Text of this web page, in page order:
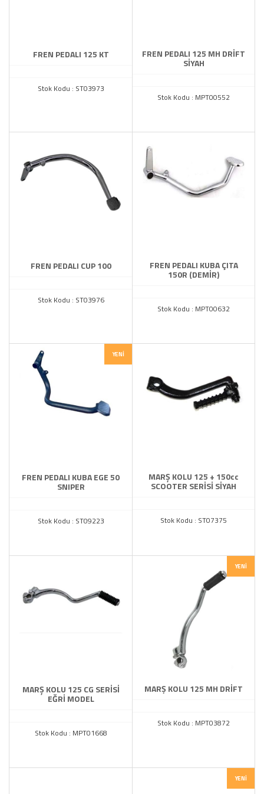
FREN PEDALI 125 KT
Stok Kodu : ST03973
FREN PEDALI 125 MH DRİFT
SİYAH
Stok Kodu : MPT00552
FREN PEDALI CUP 100
Stok Kodu : ST03976
FREN PEDALI KUBA ÇITA
150R (DEMİR)
Stok Kodu : MPT00632
YENI
FREN PEDALI KUBA EGE 50
SNIPER
Stok Kodu : ST09223
MARŞ KOLU 125 + 150cc
SCOOTER SERİSİ SİYAH
Stok Kodu : ST07375
MARŞ KOLU 125 CG SERİSİ
EĞRİ MODEL
Stok Kodu : MPT01668
YENI
MARŞ KOLU 125 MH DRİFT
Stok Kodu : MPT03872
YENI